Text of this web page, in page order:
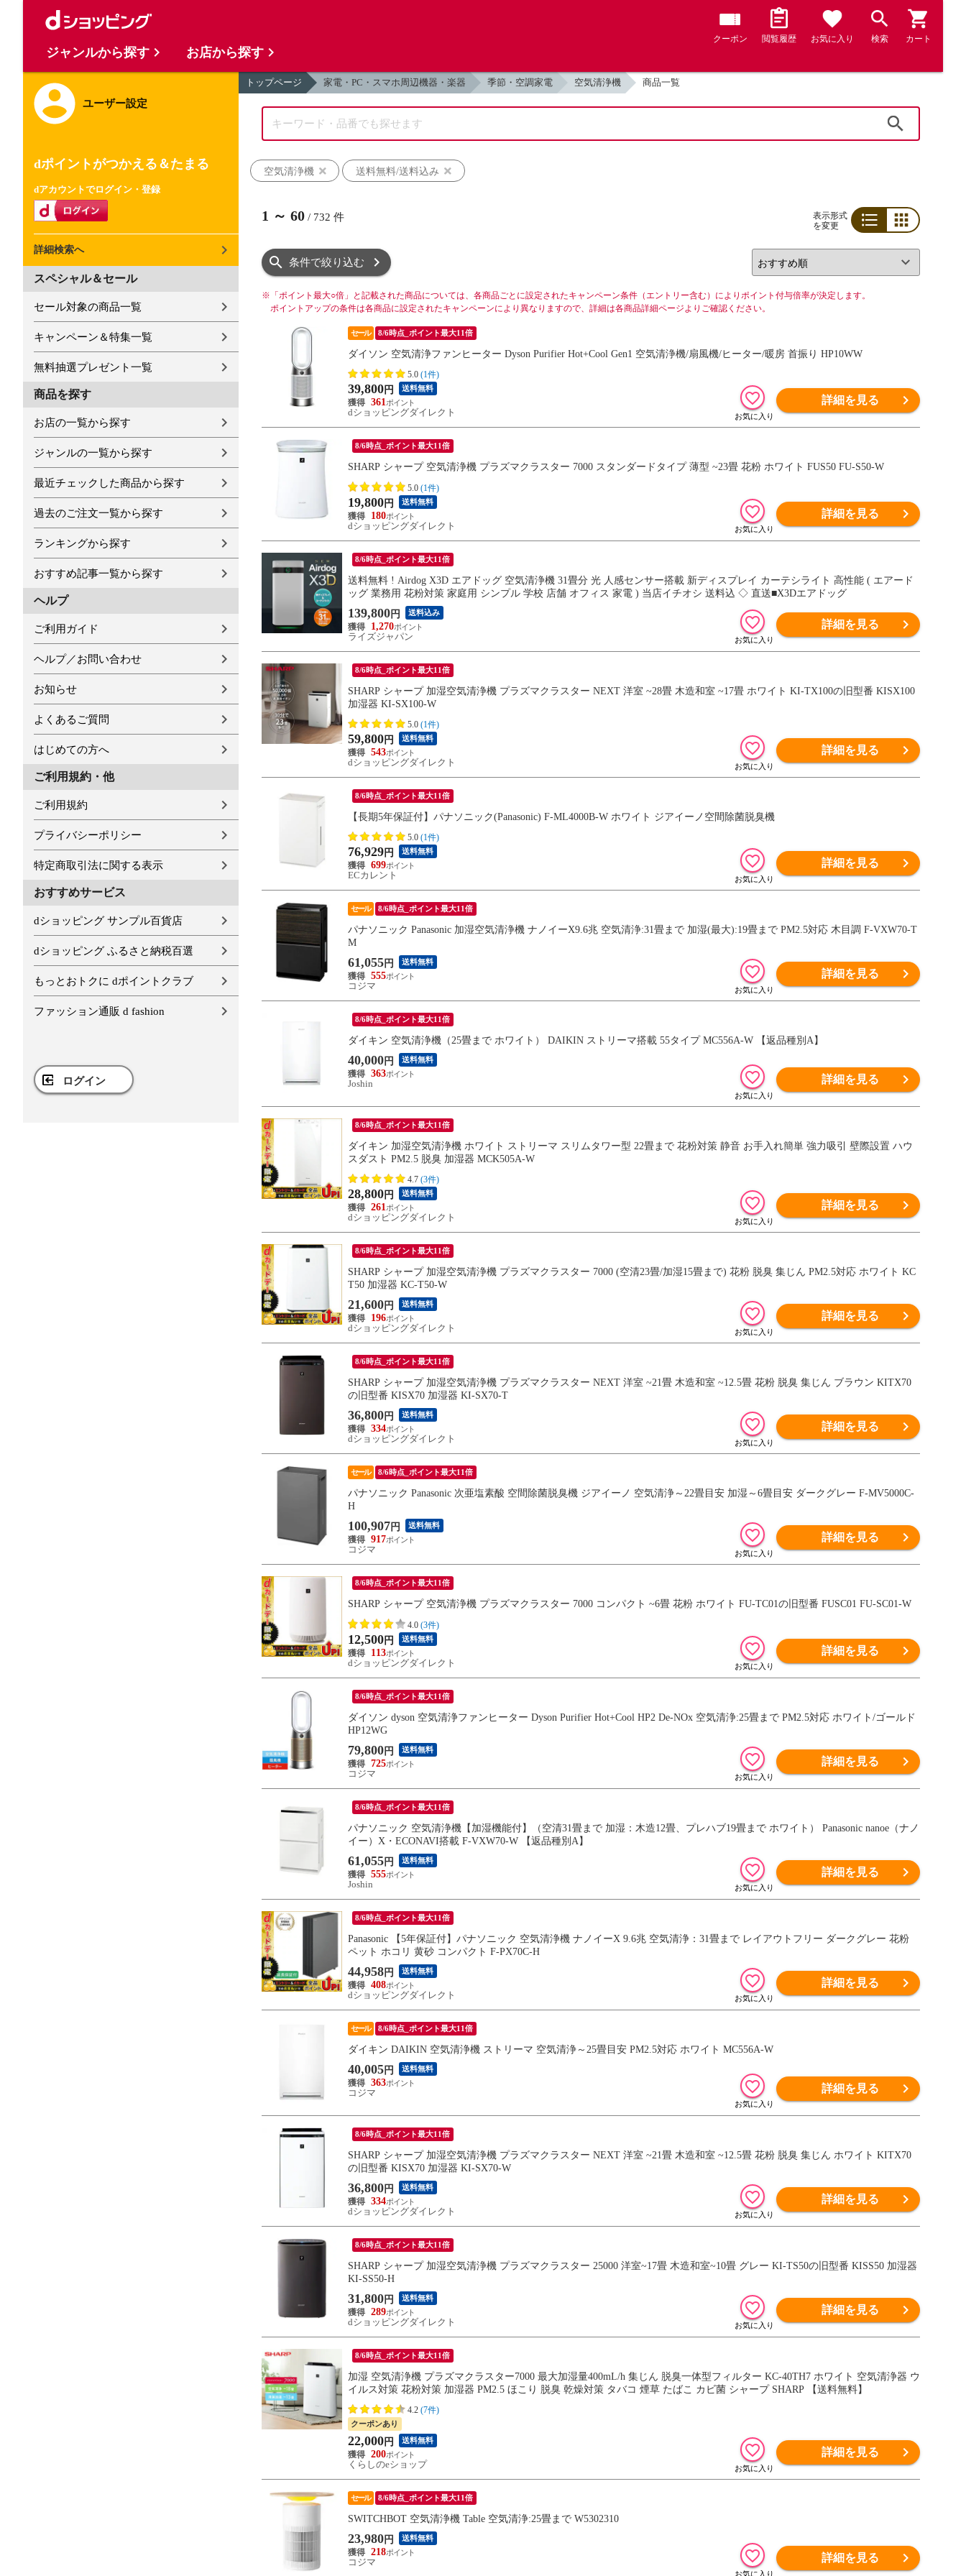
クーポン 閲覧履歴 お気に入り 検索 カート
ユーザー設定
dポイントがつかえる＆たまる
dアカウントでログイン・登録
詳細検索へ
スペシャル＆セール
セール対象の商品一覧
キャンペーン＆特集一覧
無料抽選プレゼント一覧
商品を探す
お店の一覧から探す
ジャンルの一覧から探す
最近チェックした商品から探す
過去のご注文一覧から探す
ランキングから探す
おすすめ記事一覧から探す
ヘルプ
ご利用ガイド
ヘルプ／お問い合わせ
お知らせ
よくあるご質問
はじめての方へ
ご利用規約・他
ご利用規約
プライバシーポリシー
特定商取引法に関する表示
おすすめサービス
dショッピング サンプル百貨店
dショッピング ふるさと納税百選
もっとおトクに dポイントクラブ
ファッション通販 d fashion
ログイン
トップページ 家電・PC・スマホ周辺機器・楽器 季節・空調家電 空気清浄機 商品一覧
空気清浄機 送料無料/送料込み
1 ～ 60 / 732 件
表示形式
を変更
条件で絞り込む
※ 「ポイント最大○倍」と記載された商品については、各商品ごとに設定されたキャンペーン条件（エントリー含む）によりポイント付与倍率が決定します。
ポイントアップの条件は各商品に設定されたキャンペーンにより異なりますので、詳細は各商品詳細ページよりご確認ください。
セール 8/6時点_ポイント最大11倍
ダイソン 空気清浄ファンヒーター Dyson Purifier Hot+Cool Gen1 空気清浄機/扇風機/ヒーター/暖房 首振り HP10WW
5.0 (1件)
39,800 円 送料無料
361
dショッピングダイレクト
詳細を見る
8/6時点_ポイント最大11倍
SHARP シャープ 空気清浄機 プラズマクラスター 7000 スタンダードタイプ 薄型 ~23畳 花粉 ホワイト FUS50 FU-S50-W
5.0 (1件)
19,800 円 送料無料
180
dショッピングダイレクト
詳細を見る
8/6時点_ポイント最大11倍
送料無料 ! Airdog X3D エアドッグ 空気清浄機 31畳分 光 人感センサー搭載 新ディスプレイ カーテシライト 高性能 ( エアード
ッグ 業務用 花粉対策 家庭用 シンプル 学校 店舗 オフィス 家電 ) 当店イチオシ 送料込 ◇ 直送■X3Dエアドッグ
139,800 円 送料込み
1,270
ライズジャパン
詳細を見る
8/6時点_ポイント最大11倍
SHARP シャープ 加湿空気清浄機 プラズマクラスター NEXT 洋室 ~28畳 木造和室 ~17畳 ホワイト KI-TX100の旧型番 KISX100
加湿器 KI-SX100-W
5.0 (1件)
59,800 円 送料無料
543
dショッピングダイレクト
詳細を見る
8/6時点_ポイント最大11倍
【長期5年保証付】パナソニック(Panasonic) F-ML4000B-W ホワイト ジアイーノ空間除菌脱臭機
5.0 (1件)
76,929 円 送料無料
699
ECカレント
詳細を見る
セール 8/6時点_ポイント最大11倍
パナソニック Panasonic 加湿空気清浄機 ナノイーX9.6兆 空気清浄:31畳まで 加湿(最大):19畳まで PM2.5対応 木目調 F-VXW70-T
M
61,055 円 送料無料
555
コジマ
詳細を見る
8/6時点_ポイント最大11倍
ダイキン 空気清浄機（25畳まで ホワイト） DAIKIN ストリーマ搭載 55タイプ MC556A-W 【返品種別A】
40,000 円 送料無料
363
Joshin
詳細を見る
8/6時点_ポイント最大11倍
ダイキン 加湿空気清浄機 ホワイト ストリーマ スリムタワー型 22畳まで 花粉対策 静音 お手入れ簡単 強力吸引 壁際設置 ハウ
スダスト PM2.5 脱臭 加湿器 MCK505A-W
4.7 (3件)
28,800 円 送料無料
261
dショッピングダイレクト
詳細を見る
8/6時点_ポイント最大11倍
SHARP シャープ 加湿空気清浄機 プラズマクラスター 7000 (空清23畳/加湿15畳まで) 花粉 脱臭 集じん PM2.5対応 ホワイト KC
T50 加湿器 KC-T50-W
21,600 円 送料無料
196
dショッピングダイレクト
詳細を見る
8/6時点_ポイント最大11倍
SHARP シャープ 加湿空気清浄機 プラズマクラスター NEXT 洋室 ~21畳 木造和室 ~12.5畳 花粉 脱臭 集じん ブラウン KITX70
の旧型番 KISX70 加湿器 KI-SX70-T
36,800 円 送料無料
334
dショッピングダイレクト
詳細を見る
セール 8/6時点_ポイント最大11倍
パナソニック Panasonic 次亜塩素酸 空間除菌脱臭機 ジアイーノ 空気清浄～22畳目安 加湿～6畳目安 ダークグレー F-MV5000C-
H
100,907 円 送料無料
917
コジマ
詳細を見る
8/6時点_ポイント最大11倍
SHARP シャープ 空気清浄機 プラズマクラスター 7000 コンパクト ~6畳 花粉 ホワイト FU-TC01の旧型番 FUSC01 FU-SC01-W
4.0 (3件)
12,500 円 送料無料
113
dショッピングダイレクト
詳細を見る
8/6時点_ポイント最大11倍
ダイソン dyson 空気清浄ファンヒーター Dyson Purifier Hot+Cool HP2 De-NOx 空気清浄:25畳まで PM2.5対応 ホワイト/ゴールド
HP12WG
79,800 円 送料無料
725
コジマ
詳細を見る
8/6時点_ポイント最大11倍
パナソニック 空気清浄機【加湿機能付】（空清31畳まで 加湿：木造12畳、プレハブ19畳まで ホワイト） Panasonic nanoe（ナノ
イー）X・ECONAVI搭載 F-VXW70-W 【返品種別A】
61,055 円 送料無料
555
Joshin
詳細を見る
8/6時点_ポイント最大11倍
Panasonic 【5年保証付】パナソニック 空気清浄機 ナノイーX 9.6兆 空気清浄：31畳まで レイアウトフリー ダークグレー 花粉
ペット ホコリ 黄砂 コンパクト F-PX70C-H
44,958 円 送料無料
408
dショッピングダイレクト
詳細を見る
セール 8/6時点_ポイント最大11倍
ダイキン DAIKIN 空気清浄機 ストリーマ 空気清浄～25畳目安 PM2.5対応 ホワイト MC556A-W
40,005 円 送料無料
363
コジマ
詳細を見る
8/6時点_ポイント最大11倍
SHARP シャープ 加湿空気清浄機 プラズマクラスター NEXT 洋室 ~21畳 木造和室 ~12.5畳 花粉 脱臭 集じん ホワイト KITX70
の旧型番 KISX70 加湿器 KI-SX70-W
36,800 円 送料無料
334
dショッピングダイレクト
詳細を見る
8/6時点_ポイント最大11倍
SHARP シャープ 加湿空気清浄機 プラズマクラスター 25000 洋室~17畳 木造和室~10畳 グレー KI-TS50の旧型番 KISS50 加湿器
KI-SS50-H
31,800 円 送料無料
289
dショッピングダイレクト
詳細を見る
8/6時点_ポイント最大11倍
加湿 空気清浄機 プラズマクラスター7000 最大加湿量400mL/h 集じん 脱臭一体型フィルター KC-40TH7 ホワイト 空気清浄器 ウ
イルス対策 花粉対策 加湿器 PM2.5 ほこり 脱臭 乾燥対策 タバコ 煙草 たばこ カビ菌 シャープ SHARP 【送料無料】
4.2 (7件)
クーポンあり
22,000 円 送料無料
200
くらしのeショップ
詳細を見る
セール 8/6時点_ポイント最大11倍
SWITCHBOT 空気清浄機 Table 空気清浄:25畳まで W5302310
23,980 円 送料無料
218
コジマ
詳細を見る
ジャンルから探す お店から探す